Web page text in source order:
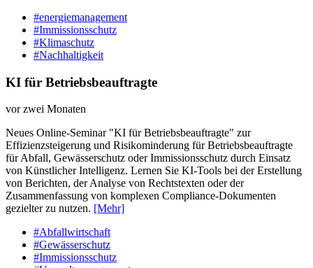
#energiemanagement
#Immissionsschutz
#Klimaschutz
#Nachhaltigkeit
KI für Betriebsbeauftragte
vor zwei Monaten
Neues Online-Seminar "KI für Betriebsbeauftragte" zur
Effizienzsteigerung und Risikominderung für Betriebsbeauftragte
für Abfall, Gewässerschutz oder Immissionsschutz durch Einsatz
von Künstlicher Intelligenz. Lernen Sie KI-Tools bei der Erstellung
von Berichten, der Analyse von Rechtstexten oder der
Zusammenfassung von komplexen Compliance-Dokumenten
gezielter zu nutzen. [Mehr]
#Abfallwirtschaft
#Gewässerschutz
#Immissionsschutz